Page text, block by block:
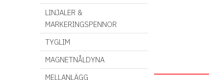
LINJALER &
MARKERINGSPENNOR
TYGLIM
MAGNETNÅLDYNA
MELLANLÄGG